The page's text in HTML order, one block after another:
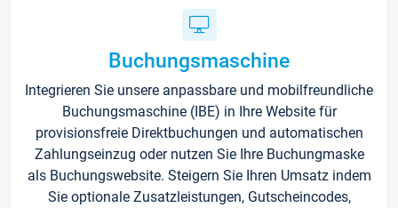
Buchungsmaschine
Integrieren Sie unsere anpassbare und mobilfreundliche
Buchungsmaschine (IBE) in Ihre Website für
provisionsfreie Direktbuchungen und automatischen
Zahlungseinzug oder nutzen Sie Ihre Buchungmaske
als Buchungswebsite. Steigern Sie Ihren Umsatz indem
Sie optionale Zusatzleistungen, Gutscheincodes,